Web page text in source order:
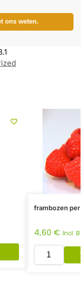
ons weten.
frambozen per
4,60 € Incl.